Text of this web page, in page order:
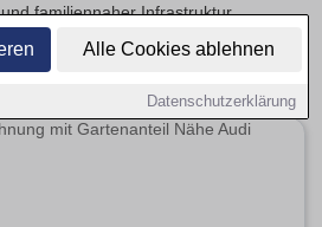
Alle Cookies ablehnen
Datenschutzerklärung
familiennaher Infrastruktur.
Vergleich.